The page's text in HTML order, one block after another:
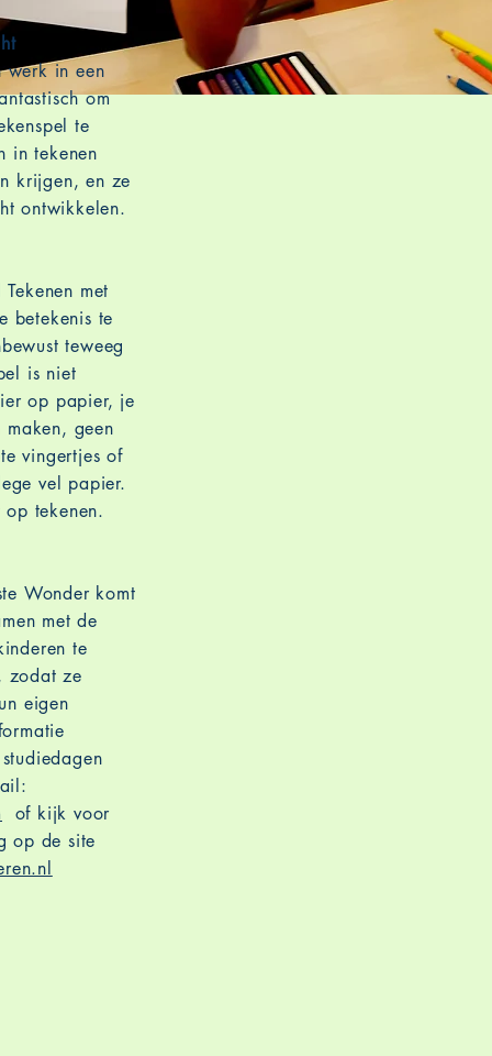
werk in een
om
te
in tekenen
krijgen, en ze
ontwikkelen.
met
betekenis te
teweeg
is niet
op papier, je
geen
vingertjes of
vel papier.
tekenen.
Wonder komt
met de
te
zodat ze
eigen
of kijk voor
op de site